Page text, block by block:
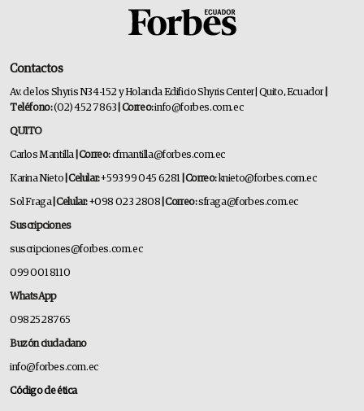
Contactos
Av. de los Shyris N34-152 y Holanda Edificio Shyris Center | Quito, Ecuador
Teléfono:(02) 452 7863 | Correo:info@forbes.com.ec
QUITO
Carlos Mantilla | Correo:cfmantilla@forbes.com.ec
Karina Nieto | Celular:+593 99 045 6281 | Correo:knieto@forbes.com.ec
Sol Fraga| Celular:+098 023 2808 | Correo:sfraga@forbes.com.ec
Suscripciones
suscripciones@forbes.com.ec
099 001 8110
WhatsApp
0982528765
Buzón ciudadano
info@forbes.com.ec
Código de ética